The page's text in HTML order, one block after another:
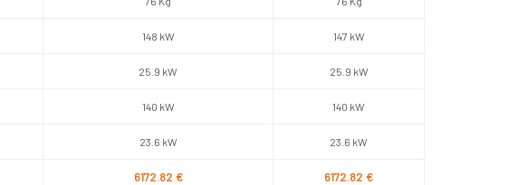
148 kW 147 kW
25.9 kW 25.9 kW
140 kW 140 kW
23.6 kW 23.6 kW
6172.82 € 6172.82 €